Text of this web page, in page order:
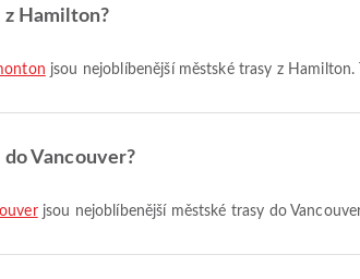
Hamilton?
jsou nejoblíbenější městské trasy z
Vancouver?
jsou nejoblíbenější městské trasy do